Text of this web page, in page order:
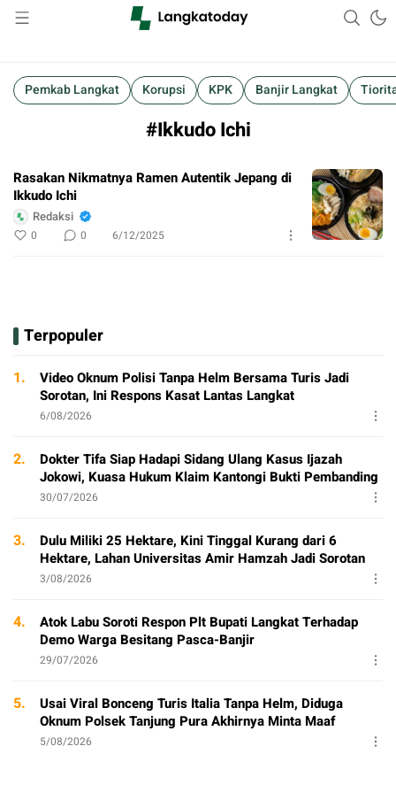
Langkatoday.com
Suara Lokal, Informasi Global
Pemkab Langkat Korupsi KPK Banjir Langkat
#Ikkudo Ichi
Rasakan Nikmatnya Ramen Autentik Jepang di
Ikkudo Ichi
Redaksi
0 0 6/12/2025
Terpopuler
1.
Video Oknum Polisi Tanpa Helm Bersama Turis Jadi
Sorotan, Ini Respons Kasat Lantas Langkat
6/08/2026
2.
Dokter Tifa Siap Hadapi Sidang Ulang Kasus Ijazah
Jokowi, Kuasa Hukum Klaim Kantongi Bukti Pembanding
30/07/2026
3.
Dulu Miliki 25 Hektare, Kini Tinggal Kurang dari 6
Hektare, Lahan Universitas Amir Hamzah Jadi Sorotan
3/08/2026
4.
Atok Labu Soroti Respon Plt Bupati Langkat Terhadap
Demo Warga Besitang Pasca-Banjir
29/07/2026
5.
Usai Viral Bonceng Turis Italia Tanpa Helm, Diduga
Oknum Polsek Tanjung Pura Akhirnya Minta Maaf
5/08/2026